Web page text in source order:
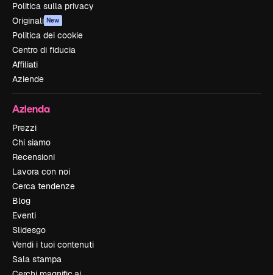
Politica sulla privacy
Originali New
Politica dei cookie
Centro di fiducia
Affiliati
Aziende
Azienda
Prezzi
Chi siamo
Recensioni
Lavora con noi
Cerca tendenze
Blog
Eventi
Slidesgo
Vendi i tuoi contenuti
Sala stampa